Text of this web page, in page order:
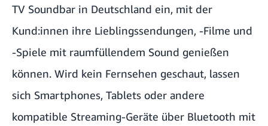
TV Soundbar in Deutschland ein, mit der
Kund:innen ihre Lieblingssendungen, -Filme und
-Spiele mit raumfüllendem Sound genießen
können. Wird kein Fernsehen geschaut, lassen
sich Smartphones, Tablets oder andere
kompatible Streaming-Geräte über Bluetooth mit